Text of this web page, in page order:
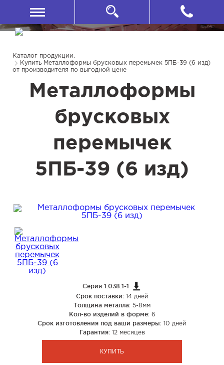
Каталог продукции.
Купить Металлоформы брусковых перемычек 5ПБ-39 (6 изд)
от производителя по выгодной цене
Металлоформы
брусковых
перемычек
5ПБ-39 (6 изд)
Серия 1.038.1-1
Срок поставки: 14 дней
Толщина металла: 5-8мм
Кол-во изделий в форме: 6
Срок изготовления под ваши размеры: 10 дней
Гарантия: 12 месяцев
КУПИТЬ